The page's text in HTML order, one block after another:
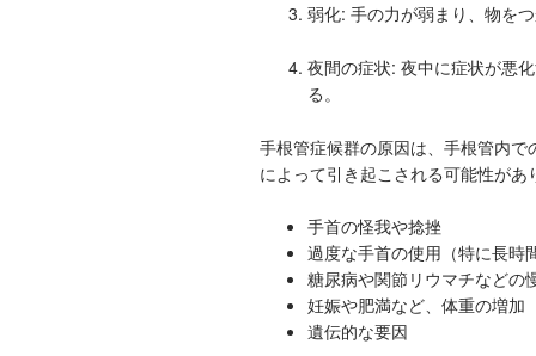
弱化: 手の力が弱まり、物を
夜間の症状: 夜中に症状が悪
る。
手根管症候群の原因は、手根管内
によって引き起こされる可能性があ
手首の怪我や捻挫
過度な手首の使用（特に長時
糖尿病や関節リウマチなどの
妊娠や肥満など、体重の増加
遺伝的な要因